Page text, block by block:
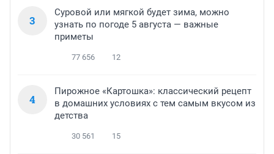
3
Суровой или мягкой будет зима, можно
узнать по погоде 5 августа — важные
приметы
77 656 12
4
Пирожное «Картошка»: классический рецепт
в домашних условиях с тем самым вкусом из
детства
30 561 15